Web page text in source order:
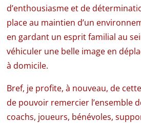
d’enthousiasme et de
place au maintien d’un
en gardant un esprit familial au
véhiculer une belle image en
à domicile.
Bref, je profite, à nouveau, de
de pouvoir remercier l’ensemble
coachs, joueurs, bénévoles,